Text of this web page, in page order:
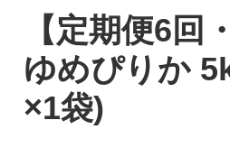
【定期便6回
ゆめぴりか
×1袋)